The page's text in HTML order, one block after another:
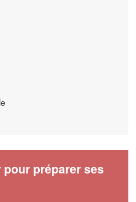
pour préparer ses